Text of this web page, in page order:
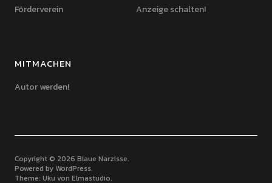
Förderverein
Anzeige schalten!
MITMACHEN
Autor werden!
Copyright © 2026 Blaue Narzisse
Powered by WordPress
Theme: Uku von Elmastudio